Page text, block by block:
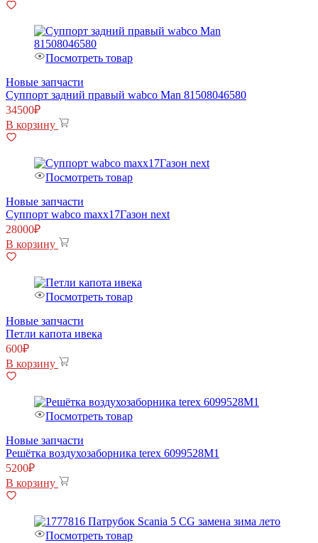
Посмотреть товар
Новые запчасти
Суппорт задний правый wabco Man 81508046580
34500₽
В корзину
Посмотреть товар
Новые запчасти
Суппорт wabco maxx17Газон next
28000₽
В корзину
Посмотреть товар
Новые запчасти
Петли капота ивека
600₽
В корзину
Посмотреть товар
Новые запчасти
Решётка воздухозаборника terex 6099528M1
5200₽
В корзину
Посмотреть товар